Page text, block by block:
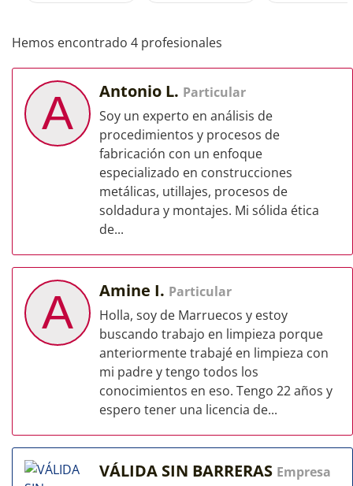
Hemos encontrado 4 profesionales
A Antonio L. Particular
Soy un experto en análisis de
procedimientos y procesos de
fabricación con un enfoque
especializado en construcciones
metálicas, utillajes, procesos de
soldadura y montajes. Mi sólida ética
de...
A Amine I. Particular
Holla, soy de Marruecos y estoy
buscando trabajo en limpieza porque
anteriormente trabajé en limpieza con
mi padre y tengo todos los
conocimientos en eso. Tengo 22 años y
espero tener una licencia de...
VÁLIDA SIN BARRERAS Empresa